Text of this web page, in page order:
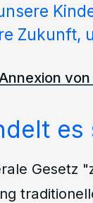
Zukunft,
es
Gesetz